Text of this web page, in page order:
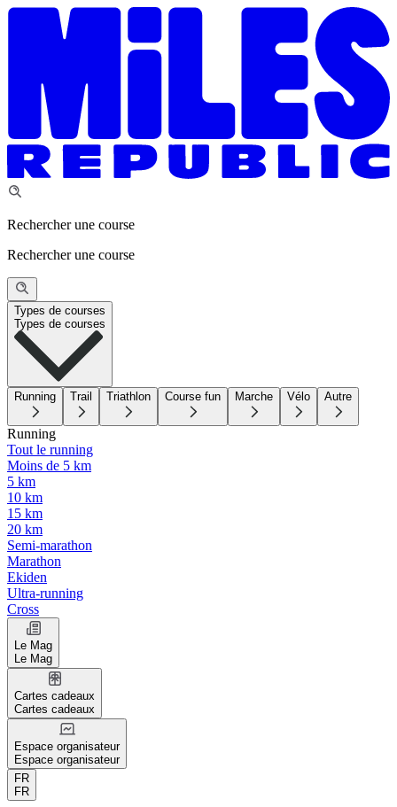
Rechercher une course
Rechercher une course
Types de courses
Types de courses
Running Trail Triathlon Course fun Marche Vélo Autre
Running
Tout le running
Moins de 5 km
5 km
10 km
15 km
20 km
Semi-marathon
Marathon
Ekiden
Ultra-running
Cross
Le Mag
Le Mag
Cartes cadeaux
Cartes cadeaux
Espace organisateur
Espace organisateur
FR
FR